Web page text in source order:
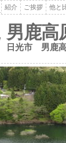
紹介 ご挨拶 他と
男鹿高
日光市 男鹿